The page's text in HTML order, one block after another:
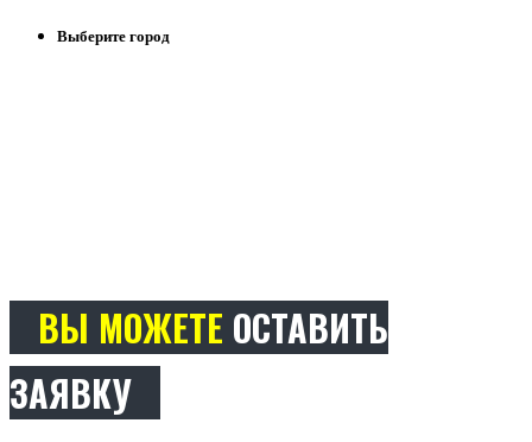
Выберите город
ВЫ МОЖЕТЕ ОСТАВИТЬ
ЗАЯВКУ